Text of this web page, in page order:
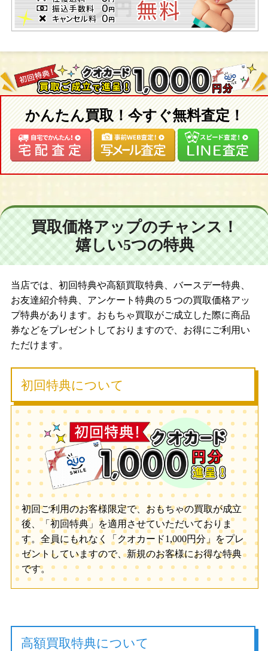
かんたん買取！今すぐ無料査定！
買取価格アップのチャンス！
嬉しい5つの特典
当店では、初回特典や高額買取特典、バースデー特典、
お友達紹介特典、アンケート特典の５つの買取価格アッ
プ特典があります。おもちゃ買取がご成立した際に商品
券などをプレゼントしておりますので、お得にご利用い
ただけます。
初回特典について
初回ご利用のお客様限定で、おもちゃの買取が成立
後、「初回特典」を適用させていただいておりま
す。全員にもれなく「クオカード1,000円分」をプレ
ゼントしていますので、新規のお客様にお得な特典
です。
高額買取特典について